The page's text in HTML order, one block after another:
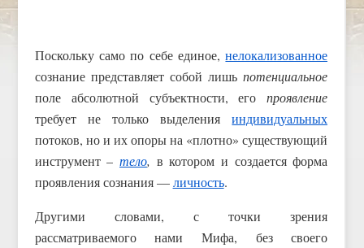
Поскольку само по себе единое,нелокализованное
сознание представляет собой лишьпотенциальное
поле абсолютной субъектности, егопроявление
требует не только выделенияиндивидуальных
потоков, но и их опоры на «плотно» существующий
инструмент – тело, в котором и создается форма
проявления сознания —личность.
Другими словами, с точки зрения
рассматриваемого нами Мифа, без своего